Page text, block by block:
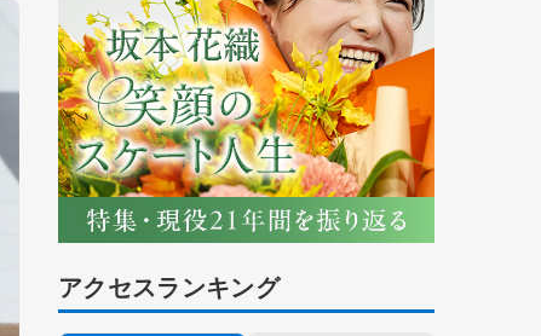
アクセスランキング